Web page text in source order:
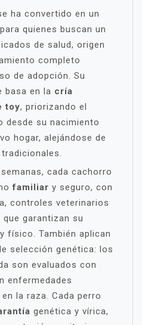
ha convertido en un
quienes buscan un
de salud, origen
completo
de adopción. Su
basa en la cría
toy, priorizando el
desde su nacimiento
hogar, alejándose de
cada cachorro
familiar y seguro, con
controles veterinarios
garantizan su
físico. También aplican
selección genética: los
son evaluados con
enfermedades
la raza. Cada perro
genética y vírica,